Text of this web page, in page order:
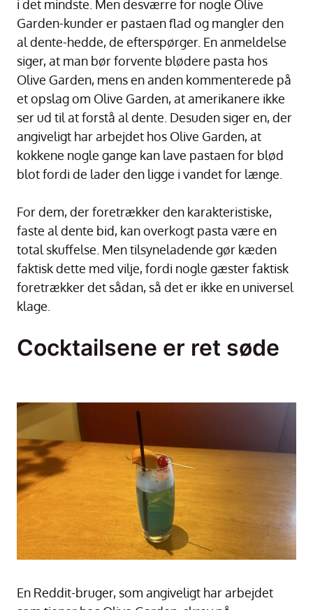
i det mindste. Men desværre for nogle Olive
Garden-kunder er pastaen flad og mangler den
al dente-hedde, de efterspørger. En anmeldelse
siger, at man bør forvente blødere pasta hos
Olive Garden, mens en anden kommenterede på
et opslag om Olive Garden, at amerikanere ikke
ser ud til at forstå al dente. Desuden siger en, der
angiveligt har arbejdet hos Olive Garden, at
kokkene nogle gange kan lave pastaen for blød
blot fordi de lader den ligge i vandet for længe.
For dem, der foretrækker den karakteristiske,
faste al dente bid, kan overkogt pasta være en
total skuffelse. Men tilsyneladende gør kæden
faktisk dette med vilje, fordi nogle gæster faktisk
foretrækker det sådan, så det er ikke en universel
klage.
Cocktailsene er ret søde
En Reddit-bruger, som angiveligt har arbejdet